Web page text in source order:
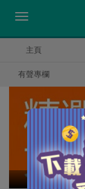
主頁
有聲專欄
精選文章